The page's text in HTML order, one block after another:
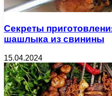
Секреты
шашлыка из свинины
15.04.2024